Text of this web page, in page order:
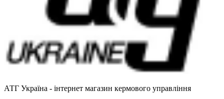
АТГ Україна - інтернет магазин кермового управління